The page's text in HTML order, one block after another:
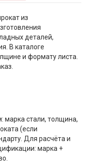
из
деталей,
В каталоге
и формату листа.
марка стали, толщина,
(если
Для расчёта и
марка +